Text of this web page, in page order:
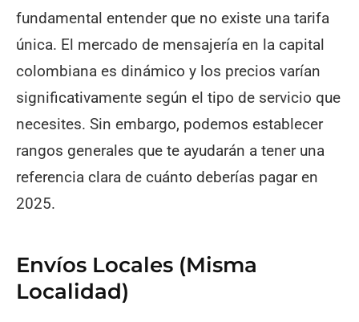
fundamental entender que no existe una tarifa
única. El mercado de mensajería en la capital
colombiana es dinámico y los precios varían
significativamente según el tipo de servicio que
necesites. Sin embargo, podemos establecer
rangos generales que te ayudarán a tener una
referencia clara de cuánto deberías pagar en
2025.
Envíos Locales (Misma
Localidad)